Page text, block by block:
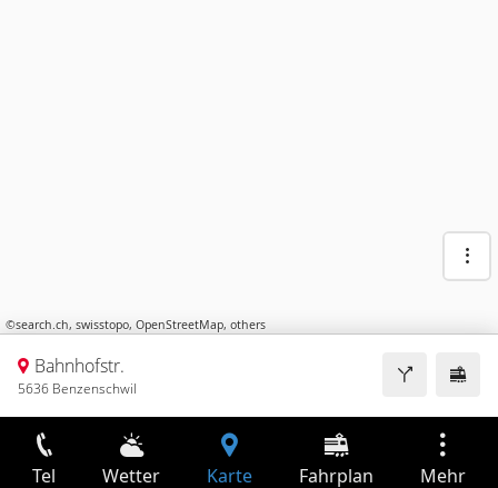
©search.ch, swisstopo, OpenStreetMap, others
Bahnhofstr.
5636 Benzenschwil
Tel Wetter Karte Fahrplan Mehr